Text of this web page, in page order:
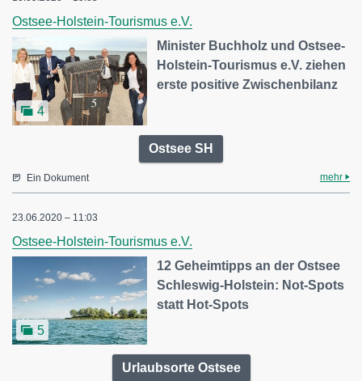
Ostsee-Holstein-Tourismus e.V.
4
Minister Buchholz und Ostsee-
Holstein-Tourismus e.V. ziehen
erste positive Zwischenbilanz
Ostsee SH
Ein Dokument mehr
23.06.2020 – 11:03
Ostsee-Holstein-Tourismus e.V.
5
12 Geheimtipps an der Ostsee
Schleswig-Holstein: Not-Spots
statt Hot-Spots
Urlaubsorte Ostsee